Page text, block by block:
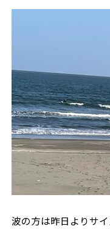
波の方は昨日よりサ